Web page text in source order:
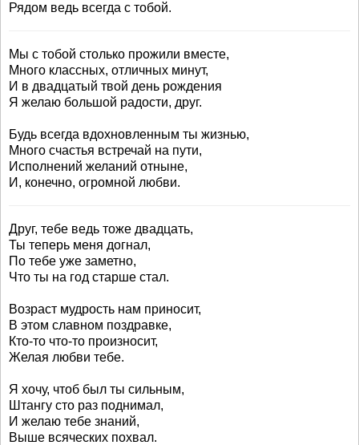
Рядом ведь всегда с тобой.
Мы с тобой столько прожили вместе,
Много классных, отличных минут,
И в двадцатый твой день рождения
Я желаю большой радости, друг.
Будь всегда вдохновленным ты жизнью,
Много счастья встречай на пути,
Исполнений желаний отныне,
И, конечно, огромной любви.
Друг, тебе ведь тоже двадцать,
Ты теперь меня догнал,
По тебе уже заметно,
Что ты на год старше стал.
Возраст мудрость нам приносит,
В этом славном поздравке,
Кто-то что-то произносит,
Желая любви тебе.
Я хочу, чтоб был ты сильным,
Штангу сто раз поднимал,
И желаю тебе знаний,
Выше всяческих похвал.